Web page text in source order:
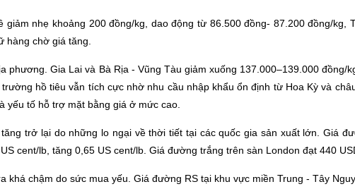
giảm nhẹ khoảng 200 đồng/kg, dao động từ 86.500 đồng- 87.200 đồng/kg,
hàng chờ giá tăng.
phương. Gia Lai và Bà Rịa - Vũng Tàu giảm xuống 137.000–139.000 đồng/
hồ tiêu vẫn tích cực nhờ nhu cầu nhập khẩu ổn định từ Hoa Kỳ và
yếu tố hỗ trợ mặt bằng giá ở mức cao.
trở lại do những lo ngại về thời tiết tại các quốc gia sản xuất lớn. Giá
cent/lb, tăng 0,65 US cent/lb. Giá đường trắng trên sàn London đạt 440
khá chậm do sức mua yếu. Giá đường RS tại khu vực miền Trung - Tây